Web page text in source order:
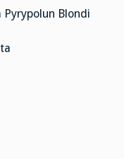
Blondi